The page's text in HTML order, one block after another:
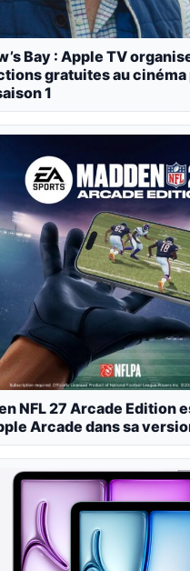
Bay : Apple TV
gratuites au cinéma
1
NFL 27 Arcade Edition
Arcade dans sa